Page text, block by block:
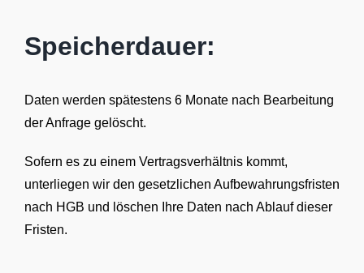
Speicherdauer:
Daten werden spätestens 6 Monate nach Bearbeitung
der Anfrage gelöscht.
Sofern es zu einem Vertragsverhältnis kommt,
unterliegen wir den gesetzlichen Aufbewahrungsfristen
nach HGB und löschen Ihre Daten nach Ablauf dieser
Fristen.